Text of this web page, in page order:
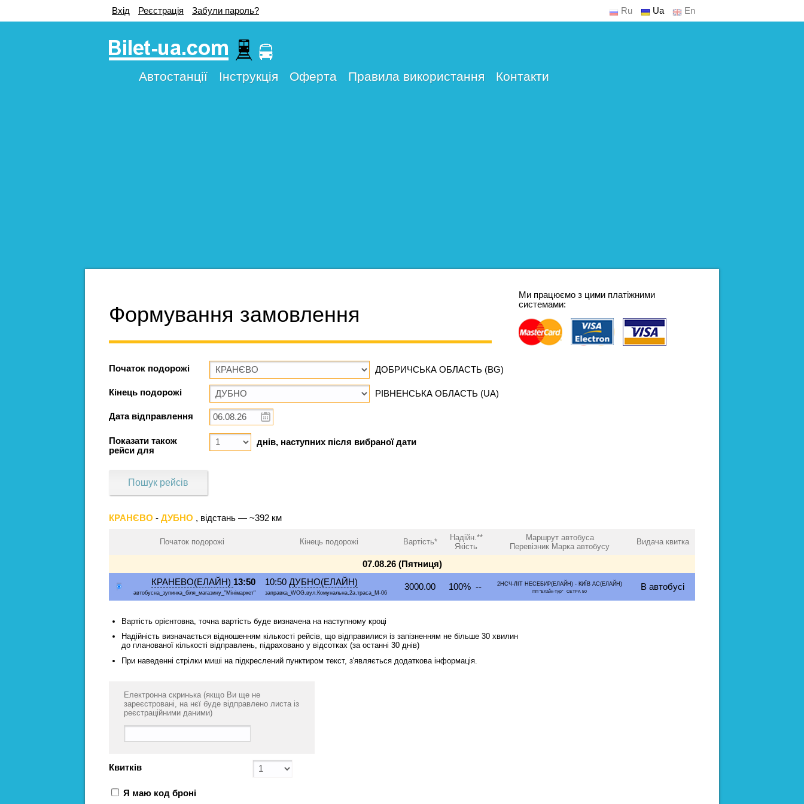
Вхід Реєстрація Забули пароль? Ru Ua En
Автостанції Інструкція Оферта Правила використання Контакти
Ми працюємо з цими платіжними
системами:
Формування замовлення
Початок подорожі ДОБРИЧСЬКА ОБЛАСТЬ (BG)
Кінець подорожі РІВНЕНСЬКА ОБЛАСТЬ (UA)
Дата відправлення
Показати також
рейси для
днів, наступних після вибраної дати
Пошук рейсів
КРАНЄВО - ДУБНО , відстань — ~392 км
Початок подорожі Кінець подорожі Вартість*
Надійн.**
Якість
Маршрут автобуса
Перевізник Марка автобусу
Видача квитка
07.08.26 (Пятниця)
КРАНЕВО(ЕЛАЙН) 13:50
автобусна_зупинка_біля_магазину_"Мінімаркет"
10:50 ДУБНО(ЕЛАЙН)
заправка_WOG,вул.Комунальна,2а,траса_М-06
3000.00 100% -- 2НСЧ-ЛІТ НЕСЕБИР(ЕЛАЙН) - КИЇВ АС(ЕЛАЙН)
ПП "Елайн-Тур" СЕТРА 50 В автобусі
Вартість орієнтовна, точна вартість буде визначена на наступному кроці
Надійність визначається відношенням кількості рейсів, що відправилися із запізненням не більше 30 хвилин
до планованої кількості відправлень, підраховано у відсотках (за останні 30 днів)
При наведенні стрілки миші на підкреслений пунктиром текст, з'являється додаткова інформація.
Електронна скринька (якщо Ви ще не
зареєстровані, на нєї буде відправлено листа із
реєстраційними даними)
Квитків
Я маю код броні